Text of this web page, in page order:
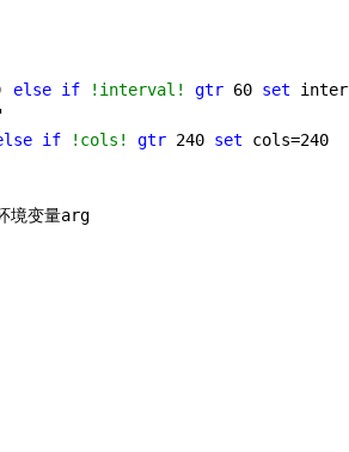
else if !interval! gtr 60 set
if !cols! gtr 240 set cols=240
境变量arg